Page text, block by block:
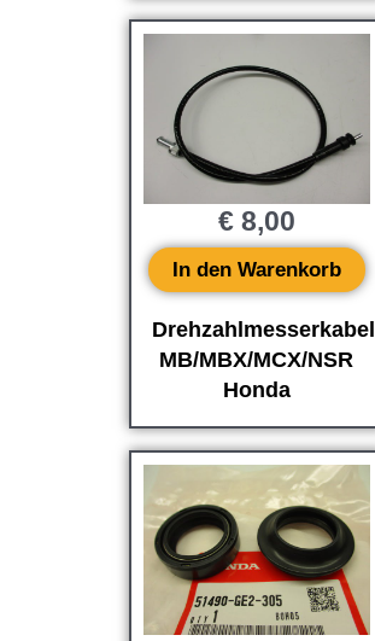
Drehzahlmesserkabel
MB/MBX/MCX/NSR
Honda
€8,00
In den Warenkorb